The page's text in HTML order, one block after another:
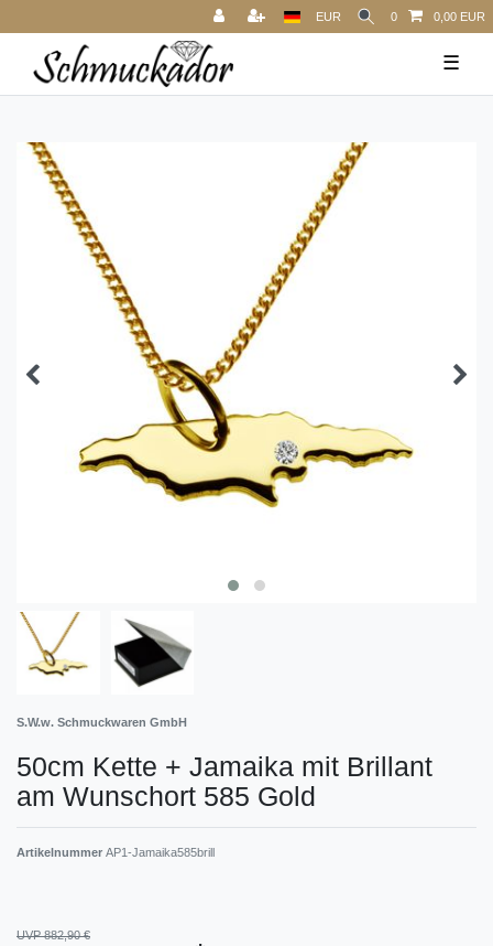
EUR 0 0,00 EUR
☰
S.W.w. Schmuckwaren GmbH
50cm Kette + Jamaika mit Brillant
am Wunschort 585 Gold
Artikelnummer AP1-Jamaika585brill
UVP 882,90 €